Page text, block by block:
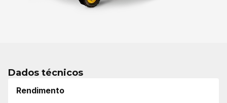
Dados técnicos
Rendimento